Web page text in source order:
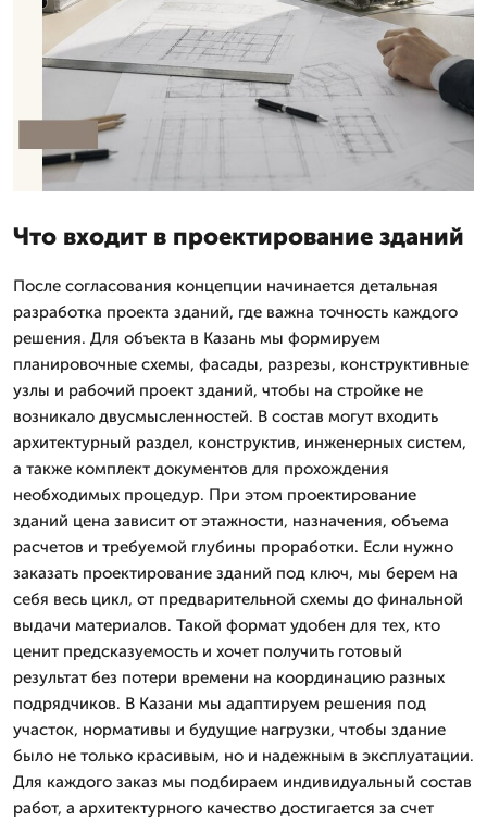
Что входит в проектирование зданий
После согласования концепции начинается детальная
разработка проекта зданий, где важна точность каждого
решения. Для объекта в Казань мы формируем
планировочные схемы, фасады, разрезы, конструктивные
узлы и рабочий проект зданий, чтобы на стройке не
возникало двусмысленностей. В состав могут входить
архитектурный раздел, конструктив, инженерных систем,
а также комплект документов для прохождения
необходимых процедур. При этом проектирование
зданий цена зависит от этажности, назначения, объема
расчетов и требуемой глубины проработки. Если нужно
заказать проектирование зданий под ключ, мы берем на
себя весь цикл, от предварительной схемы до финальной
выдачи материалов. Такой формат удобен для тех, кто
ценит предсказуемость и хочет получить готовый
результат без потери времени на координацию разных
подрядчиков. В Казани мы адаптируем решения под
участок, нормативы и будущие нагрузки, чтобы здание
было не только красивым, но и надежным в эксплуатации.
Для каждого заказ мы подбираем индивидуальный состав
работ, а архитектурного качество достигается за счет